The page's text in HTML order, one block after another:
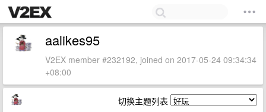
aalikes95
V2EX member #232192, joined on 2017-05-24 09:34:34
+08:00
切换主题列表